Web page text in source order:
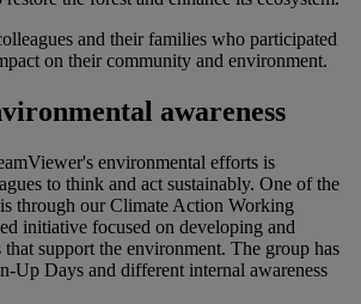
and their families who participated
on their community and environment.
awareness
environmental efforts is
to think and act sustainably. One of the
through our Climate Action Working
initiative focused on developing and
support the environment. The group has
Up Days and different internal awareness